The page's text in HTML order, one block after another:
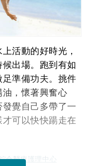
活動的好時光，
出場。跑到有如
足準備功夫。挑件
，懷著興奮心
覺自己多帶了一
可以快快踼走在
合醫療護理中心